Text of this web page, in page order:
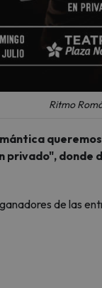
Ritmo
privado", donde
de las